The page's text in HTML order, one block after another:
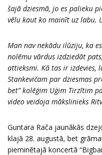
šajā dziesmā, jo es palieku
vēlu kaut ko mainīt uz labu.
Man nav nekādu ilūziju, ka
nolēmu vārdus izdziedāt
attieksmi. Kā tas ir izdevies,
Stankevičam par dziesmas
bet” kolēģim Uģim Tirzītim
video veidoja mākslinieks
Guntara Rača jaunākās
klajā 28. augustā, bet
pieminētajā koncertā